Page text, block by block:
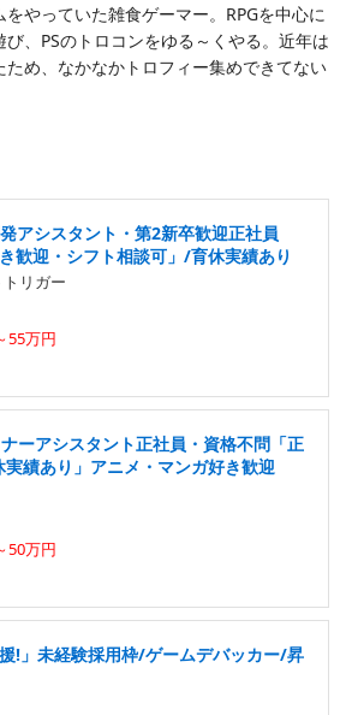
やっていた雑食ゲーマー。RPGを中心に
、PSのトロコンをゆる～くやる。近年は
め、なかなかトロフィー集めできてない
アシスタント・第2新卒歓迎正社員
歓迎・シフト相談可」/育休実績あり
リガー
55万円
ーアシスタント正社員・資格不問「正
績あり」アニメ・マンガ好き歓迎
50万円
!」未経験採用枠/ゲームデバッカー/昇